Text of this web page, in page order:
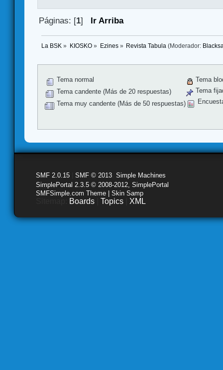
Páginas: [1] Ir Arriba
La BSK » KIOSKO» Ezines» Revista Tabula (Moderador:
Tema normal
Tema candente (Más de 20 respuestas)
Tema muy candente (Más de 50 respuestas)
Tema
Tema
SMF 2.0.15 SMF © 2013 Simple Machines
SimplePortal 2.3.5 © 2008-2012, SimplePortal
SMFSimple.com Theme | Skin Samp
Boards Topics XML